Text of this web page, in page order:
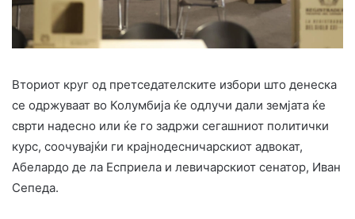
Вториот круг од претседателските избори што денеска
се одржуваат во Колумбија ќе одлучи дали земјата ќе
сврти надесно или ќе го задржи сегашниот политички
курс, соочувајќи ги крајнодесничарскиот адвокат,
Абелардо де ла Есприела и левичарскиот сенатор, Иван
Сепеда.